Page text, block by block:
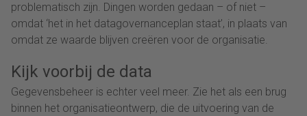
problematisch zijn. Dingen worden gedaan – of niet –
omdat ‘het in het datagovernanceplan staat’, in plaats van
omdat ze waarde blijven creëren voor de organisatie.
Kijk voorbij de data
Gegevensbeheer is echter veel meer. Zie het als een brug
binnen het organisatieontwerp, die de uitvoering van de